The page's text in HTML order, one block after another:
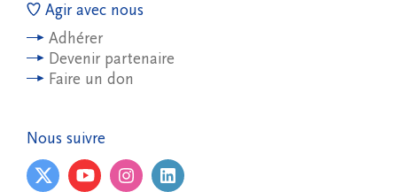
Agir avec nous
Adhérer
Devenir partenaire
Faire un don
Nous suivre